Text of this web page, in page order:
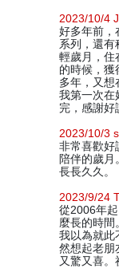
2023/10/4
好多年前，
系列，還有
輕歲月，住
的時候，獲
多年，又想
我第一次在
完，感謝好
2023/10/3
非常喜歡好
陪伴的歲
長長久久。
2023/9/24
從2006年
麼長的時間
我以為就此
然想起老朋
又驚又喜。